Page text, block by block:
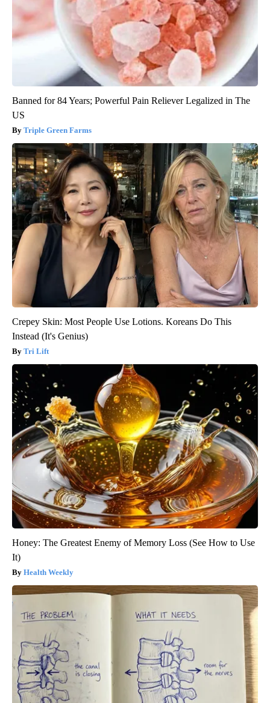
Banned for 84 Years; Powerful Pain Reliever Legalized in The
US
Triple Green Farms
Crepey Skin: Most People Use Lotions. Koreans Do This
Instead (It's Genius)
Tri Lift
Honey: The Greatest Enemy of Memory Loss (See How to Use
It)
Health Weekly